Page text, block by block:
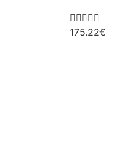

175.22€